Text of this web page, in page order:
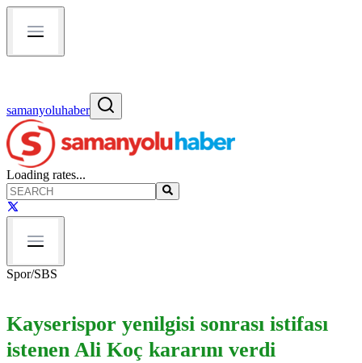
samanyoluhaber
Loading rates...
Spor/SBS
Kayserispor yenilgisi sonrası istifası
istenen Ali Koç kararını verdi